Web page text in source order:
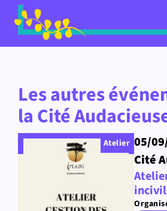
Les autres
la Cité
Atelier 05/
Cité